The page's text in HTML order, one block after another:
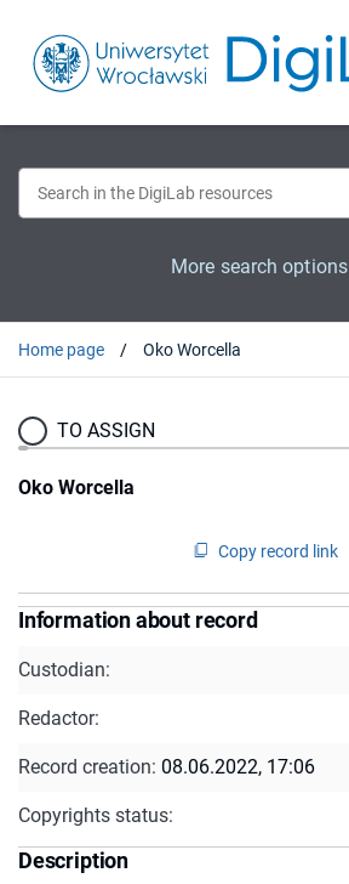
More search options
Home page Oko Worcella
TO ASSIGN
Oko Worcella
Copy record link
Information about record
Custodian:
Redactor:
Record creation: 08.06.2022, 17:06
Copyrights status:
Description